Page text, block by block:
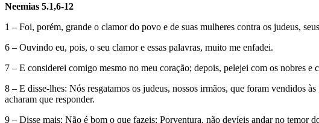
Neemias 5.1,6-12
1 – Foi, porém, grande o clamor do povo e de suas mulheres contra os judeus,
6 – Ouvindo eu, pois, o seu clamor e essas palavras, muito me enfadei.
7 – E considerei comigo mesmo no meu coração; depois, pelejei com os nobres
8 – E disse-lhes: Nós resgatamos os judeus, nossos irmãos, que foram vendidos
acharam que responder.
9 – Disse mais: Não é bom o que fazeis: Porventura, não devíeis andar no temor